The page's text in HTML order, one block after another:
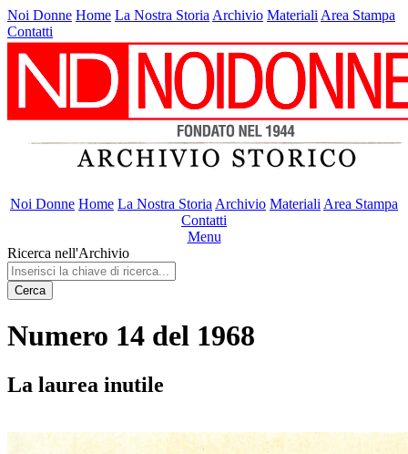
Noi Donne Home La Nostra Storia Archivio Materiali Area Stampa
Contatti
Noi Donne Home La Nostra Storia Archivio Materiali Area Stampa
Contatti
Menu
Ricerca nell'Archivio
Cerca
Numero 14 del 1968
La laurea inutile